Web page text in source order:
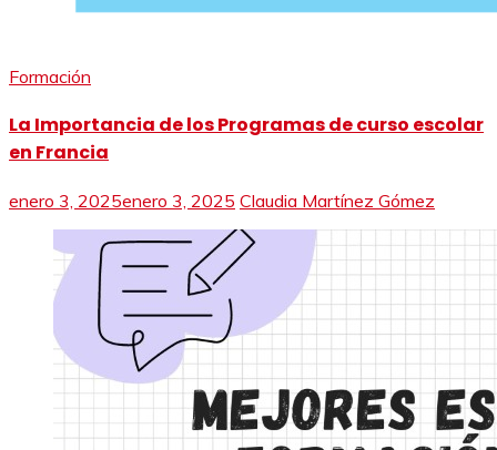
Formación
La Importancia de los Programas de curso escolar
en Francia
enero 3, 2025enero 3, 2025 Claudia Martínez Gómez